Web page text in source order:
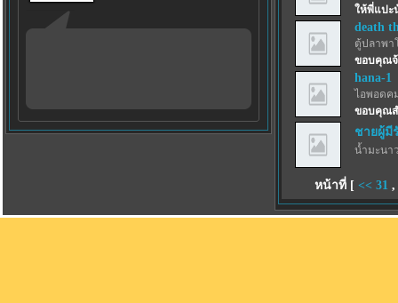
ให้พี่แปะ
death
ตู้ปลาพา
ขอบคุณ
hana-1
ไอพอดค
ขอบคุณส
ชายผู้มี
น้ำมะนา
หน้าที่ [ << 31 ,